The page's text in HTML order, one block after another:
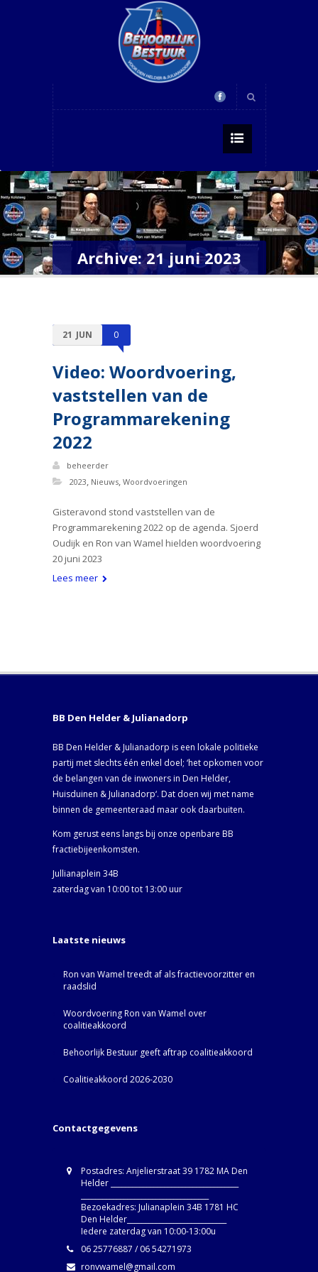
Archive: 21 juni 2023
21 JUN 0
Video: Woordvoering,
vaststellen van de
Programmarekening
2022
beheerder
2023, Nieuws, Woordvoeringen
Gisteravond stond vaststellen van de
Programmarekening 2022 op de agenda. Sjoerd
Oudijk en Ron van Wamel hielden woordvoering
20 juni 2023
Lees meer
BB Den Helder & Julianadorp
BB Den Helder & Julianadorp is een lokale politieke
partij met slechts één enkel doel; ‘het opkomen voor
de belangen van de inwoners in Den Helder,
Huisduinen & Julianadorp‘. Dat doen wij met name
binnen de gemeenteraad maar ook daarbuiten.
Kom gerust eens langs bij onze openbare BB
fractiebijeenkomsten.
Jullianaplein 34B
zaterdag van 10:00 tot 13:00 uur
Laatste nieuws
Ron van Wamel treedt af als fractievoorzitter en
raadslid
Woordvoering Ron van Wamel over
coalitieakkoord
Behoorlijk Bestuur geeft aftrap coalitieakkoord
Coalitieakkoord 2026-2030
Contactgegevens
Postadres: Anjelierstraat 39 1782 MA Den
Helder ____________________________________
Bezoekadres: Julianaplein 34B 1781 HC
Den Helder____________________________
Iedere zaterdag van 10:00-13:00u
06 25776887 / 06 54271973
ronvwamel@gmail.com